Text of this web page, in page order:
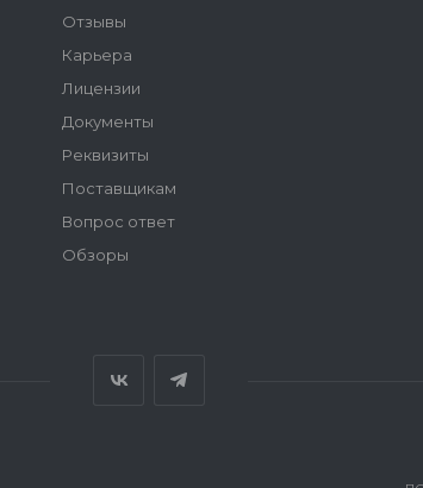
Отзывы
Карьера
Лицензии
Документы
Реквизиты
Поставщикам
Вопрос ответ
Обзоры